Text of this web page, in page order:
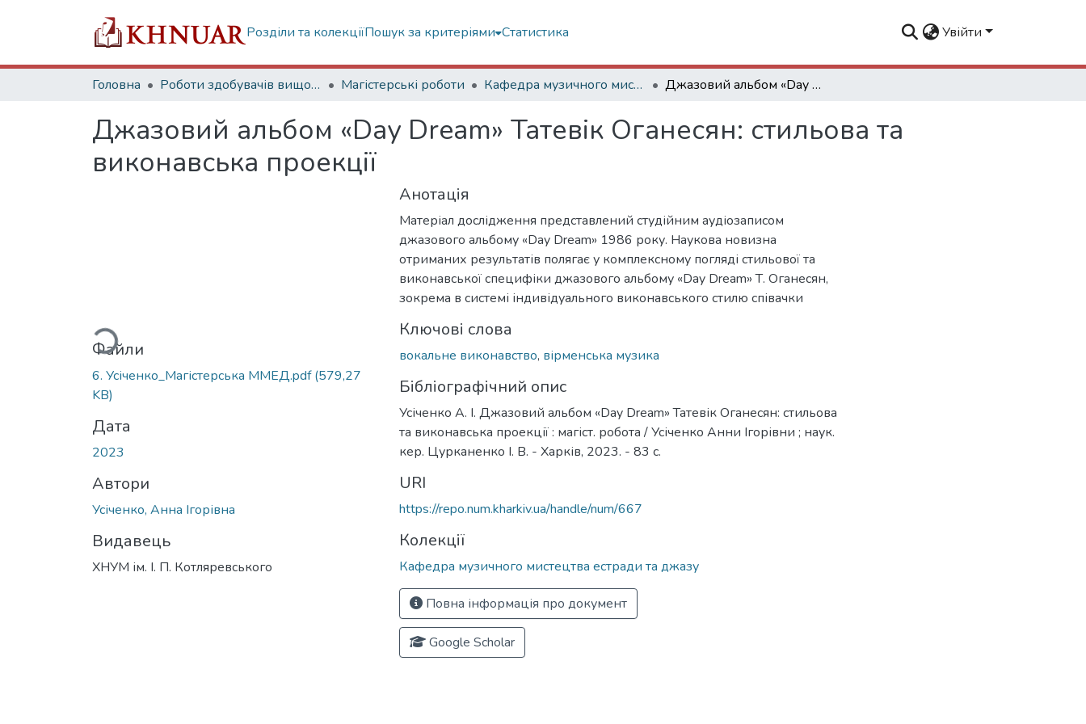
Розділи та колекціїПошук за критеріями Статистика Увійти
Головна Роботи здобувачів вищої освіти Магістерські роботи Кафедра музичного мистецтва естради та джазу Джазовий альбом «Day Dream» Татевік Оганесян: стильова та виконавська проекції
Джазовий альбом «Day Dream» Татевік Оганесян: стильова та
виконавська проекції
Вантажиться...
Файли
6. Усіченко_Магістерська ММЕД.pdf(579,27
KB)
Дата
2023
Автори
Усіченко, Анна Ігорівна
Видавець
ХНУМ ім. І. П. Котляревського
Анотація
Матеріал дослідження представлений студійним аудіозаписом
джазового альбому «Day Dream» 1986 року. Наукова новизна
отриманих результатів полягає у комплексному погляді стильової та
виконавської специфіки джазового альбому «Day Dream» Т. Оганесян,
зокрема в системі індивідуального виконавського стилю співачки
Ключові слова
вокальне виконавство, вірменська музика
Бібліографічний опис
Усіченко А. І. Джазовий альбом «Day Dream» Татевік Оганесян: стильова
та виконавська проекції : магіст. робота / Усіченко Анни Ігорівни ; наук.
кер. Цурканенко І. В. - Харків, 2023. - 83 с.
URI
https://repo.num.kharkiv.ua/handle/num/667
Колекції
Кафедра музичного мистецтва естради та джазу
Повна інформація про документ
Google Scholar